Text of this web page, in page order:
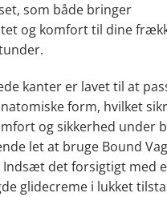
som både bringer
og komfort til dine
kanter er lavet til at
form, hvilket
og sikkerhed under
let at bruge Bound
Indsæt det forsigtigt med
glidecreme i lukket